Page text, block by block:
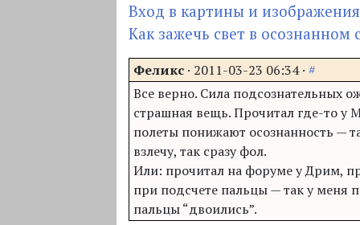
Вход в картины и изображения
Как зажечь свет в осознанном
Феликс · 2011-03-23 06:34·#
Все верно. Сила подсознательных
страшная вещь. Прочитал где-то у
полеты понижают осознанность —
взлечу, так сразу фол.
Или: прочитал на форуме у Дрим,
при подсчете пальцы — так у меня
пальцы “двоились”.